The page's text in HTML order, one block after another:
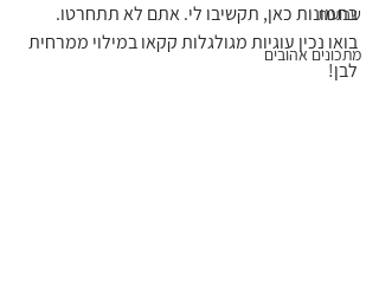
שבועות
מתכונים אהובים
בתמונות כאן, תקשיבו לי. אתם לא תתחרטו.
בואו נכין עוגיות מגולגלות קקאו במילוי ממרחית
לבן!